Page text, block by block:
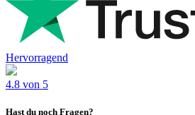
Hervorragend
4.8 von 5
Hast du noch Fragen?